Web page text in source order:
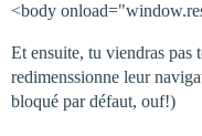
<body
Et ensuite, tu viendras pas
redimenssionne leur
bloqué par défaut, ouf!)